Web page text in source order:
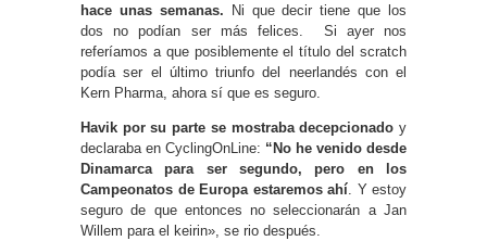
hace unas semanas.
Ni que decir tiene que los
dos no podían ser más felices. Si ayer nos
referíamos a que posiblemente el título del scratch
podía ser el último triunfo del neerlandés con el
Kern Pharma, ahora sí que es seguro.
Havik por su parte se mostraba decepcionado y
declaraba en CyclingOnLine: “No he venido desde
Dinamarca para ser segundo, pero en los
Campeonatos de Europa estaremos ahí . Y estoy
seguro de que entonces no seleccionarán a Jan
Willem para el keirin», se rio después.